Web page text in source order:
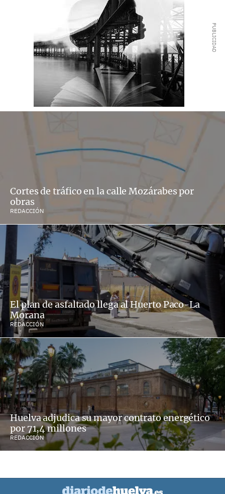
Cortes de tráfico en la calle Mozárabes por
obras
REDACCIÓN
El plan de asfaltado llega al Huerto Paco-La
Morana
REDACCIÓN
Huelva adjudica su mayor contrato energético
por 71,4 millones
REDACCIÓN